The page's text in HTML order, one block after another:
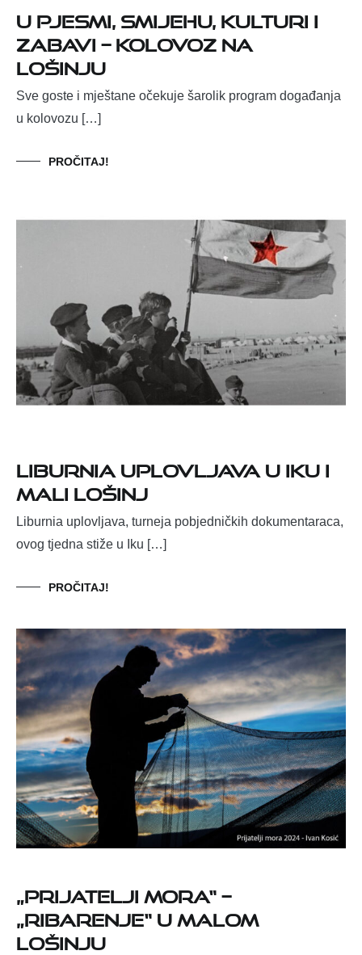
U pjesmi, smijehu, kulturi i
zabavi – kolovoz na
Lošinju
Sve goste i mještane očekuje šarolik program događanja
u kolovozu […]
PROČITAJ!
Liburnia uplovljava u Iku i
Mali Lošinj
Liburnia uplovljava, turneja pobjedničkih dokumentaraca,
ovog tjedna stiže u Iku […]
PROČITAJ!
„Prijatelji mora“ –
„Ribarenje“ u Malom
Lošinju